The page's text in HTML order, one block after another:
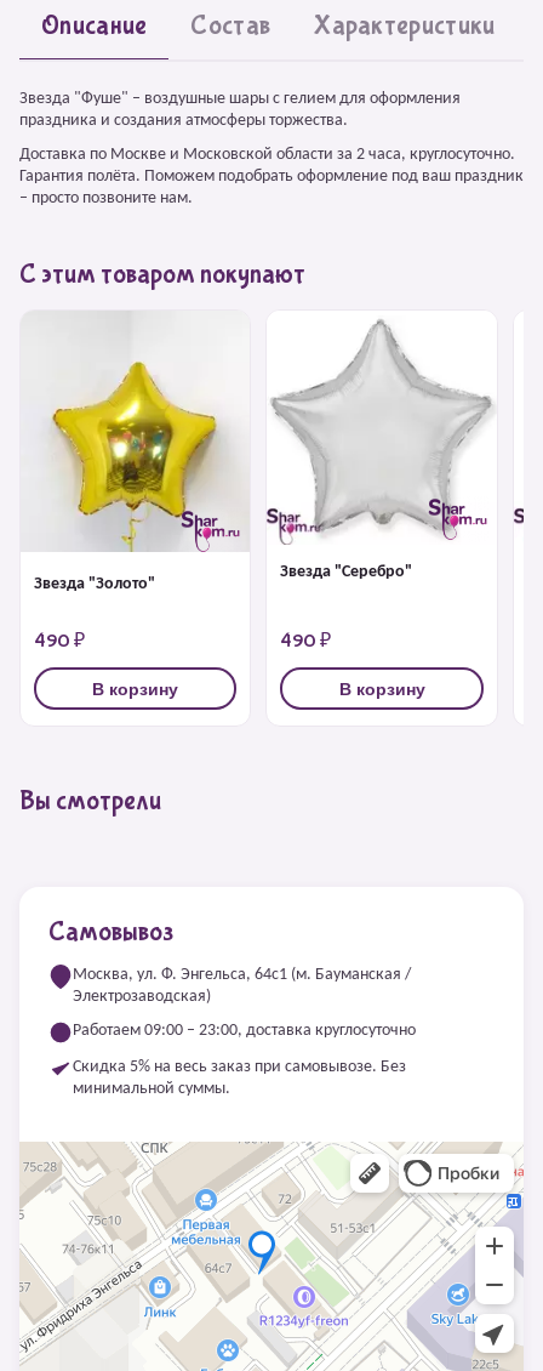
Описание Состав Характеристики
Звезда "Фуше" – воздушные шары с гелием для оформления
праздника и создания атмосферы торжества.
Доставка по Москве и Московской области за 2 часа, круглосуточно.
Гарантия полёта. Поможем подобрать оформление под ваш праздник
– просто позвоните нам.
С этим товаром покупают
Звезда "Золото"
490 ₽
В корзину
Звезда "Серебро"
490 ₽
В корзину
Вы смотрели
Самовывоз
Москва, ул. Ф. Энгельса, 64с1 (м. Бауманская /
Электрозаводская)
Работаем 09:00 – 23:00, доставка круглосуточно
Скидка 5% на весь заказ при самовывозе. Без
минимальной суммы.